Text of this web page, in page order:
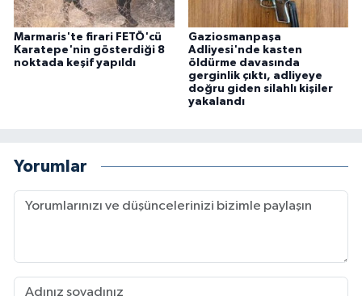
Marmaris'te firari FETÖ'cü
Karatepe'nin gösterdiği 8
noktada keşif yapıldı
Gaziosmanpaşa
Adliyesi'nde kasten
öldürme davasında
gerginlik çıktı, adliyeye
doğru giden silahlı kişiler
yakalandı
Yorumlar